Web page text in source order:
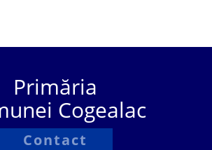
Primăria
Cogealac
Contact